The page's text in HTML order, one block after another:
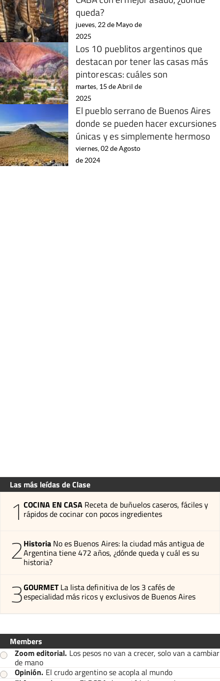
queda?
jueves, 22 de Mayo de
2025
Los 10 pueblitos argentinos que
destacan por tener las casas más
pintorescas: cuáles son
martes, 15 de Abril de
2025
El pueblo serrano de Buenos Aires
donde se pueden hacer excursiones
únicas y es simplemente hermoso
viernes, 02 de Agosto
de 2024
Las más leídas de Clase
1 COCINA EN CASA Receta de buñuelos caseros, fáciles y
rápidos de cocinar con pocos ingredientes
2Historia No es Buenos Aires: la ciudad más antigua de
Argentina tiene 472 años, ¿dónde queda y cuál es su
historia?
3GOURMET La lista definitiva de los 3 cafés de
especialidad más ricos y exclusivos de Buenos Aires
Members
Zoom editorial. Los pesos no van a crecer, solo van a cambiar
de mano
Opinión. El crudo argentino se acopla al mundo